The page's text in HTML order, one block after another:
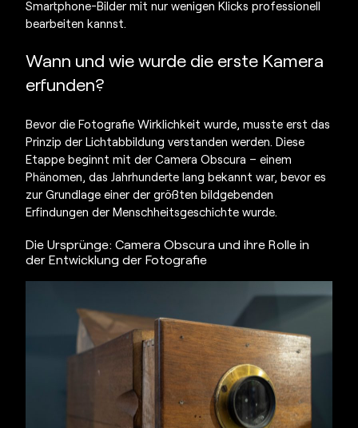
Smartphone-Bilder mit nur wenigen Klicks professionell
bearbeiten kannst.
Wann und wie wurde die erste Kamera
erfunden?
Bevor die Fotografie Wirklichkeit wurde, musste erst das
Prinzip der Lichtabbildung verstanden werden. Diese
Etappe beginnt mit der Camera Obscura – einem
Phänomen, das Jahrhunderte lang bekannt war, bevor es
zur Grundlage einer der größten bildgebenden
Erfindungen der Menschheitsgeschichte wurde.
Die Ursprünge: Camera Obscura und ihre Rolle in
der Entwicklung der Fotografie